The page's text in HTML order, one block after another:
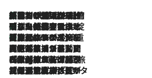
2026.8.6
「荷物が増えるほど旅ストレスは増す」美容ジャーナリストがたどり着いた最終結論。“化粧品を劇的に減らす”感動の凝縮美容とは
2026.8.6
「旅先には金髪ウィッグを持参」日本と同じメイクでは損してる!? 美容ジャーナリストが提案する“掟破りの旅美容”とは
2026.8.6
【厳選旅コスメ】「身軽さ＆UV対策重視！」ヘアアーティストshucoが選んだ夏旅ベストコスメを発表【Mサイズジップ】
2026.8.5
【厳選旅コスメ】国内をあちこち移動する河井菜摘が選んだ夏旅ベストコスメ発表！「リラックスアイテムはマスト」【Mサイズジップ】
2026.8.4
【厳選旅コスメ】「紫外線＆乾燥対策しながらメイク感も！」ヘア＆メイクGeorgeが選んだ夏旅ベストコスメを発表！【Mサイズジップ】
2026.8.3
【厳選旅コスメ】「保湿もタイパ重視！」“サウナ好き”タレント清水みさとが愛用する夏旅ベストコスメを発表！【Mサイズジップ】